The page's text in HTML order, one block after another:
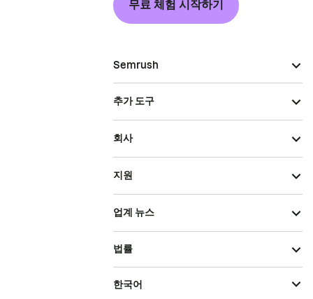
무료 체험 시작하기
Semrush
추가 도구
회사
지원
업계 뉴스
법률
한국어